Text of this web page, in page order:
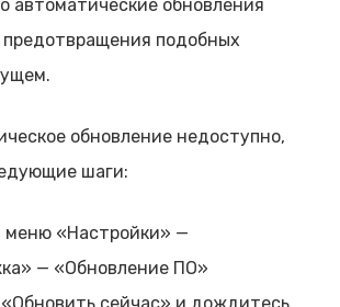
автоматические обновления
подобных
обновление недоступно,
шаги:
меню «Настройки» —
— «Обновление ПО»